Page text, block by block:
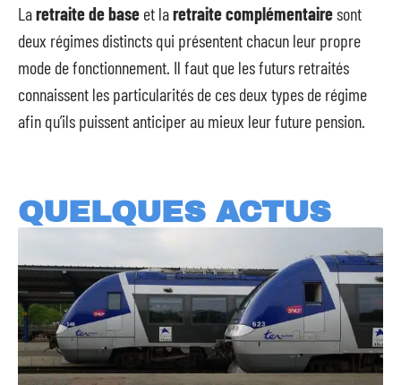
Laretraite de base et laretraite complémentairesont
deux régimes distincts qui présentent chacun leur propre
mode de fonctionnement. Il faut que les futurs retraités
connaissent les particularités de ces deux types de régime
afin qu’ils puissent anticiper au mieux leur future pension.
QUELQUES ACTUS